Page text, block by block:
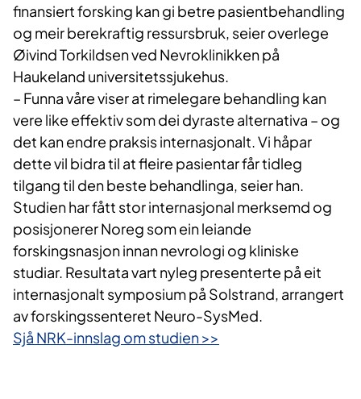
finansiert forsking kan gi betre pasientbehandling
og meir berekraftig ressursbruk, seier overlege
Øivind Torkildsen ved Nevroklinikken på
Haukeland universitetssjukehus.
– Funna våre viser at rimelegare behandling kan
vere like effektiv som dei dyraste alternativa – og
det kan endre praksis internasjonalt. Vi håpar
dette vil bidra til at fleire pasientar får tidleg
tilgang til den beste behandlinga, seier han.
Studien har fått stor internasjonal merksemd og
posisjonerer Noreg som ein leiande
forskingsnasjon innan nevrologi og kliniske
studiar. Resultata vart nyleg presenterte på eit
internasjonalt symposium på Solstrand, arrangert
av forskingssenteret Neuro-SysMed.
Sjå NRK-innslag om studien >>